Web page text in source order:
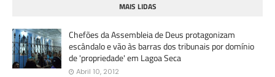
MAIS LIDAS
Chefões da Assembleia de Deus protagonizam
escândalo e vão às barras dos tribunais por domínio
de 'propriedade' em Lagoa Seca
Abril 10, 2012